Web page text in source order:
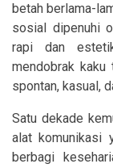
betah berlama-
sosial dipenuhi
rapi dan
mendobrak kaku
spontan, kasual,
Satu dekade
alat komunikasi
berbagi